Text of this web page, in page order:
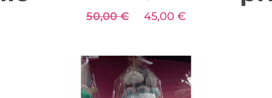
50,00€
El
original
era:
50,00 €.
45,00 €